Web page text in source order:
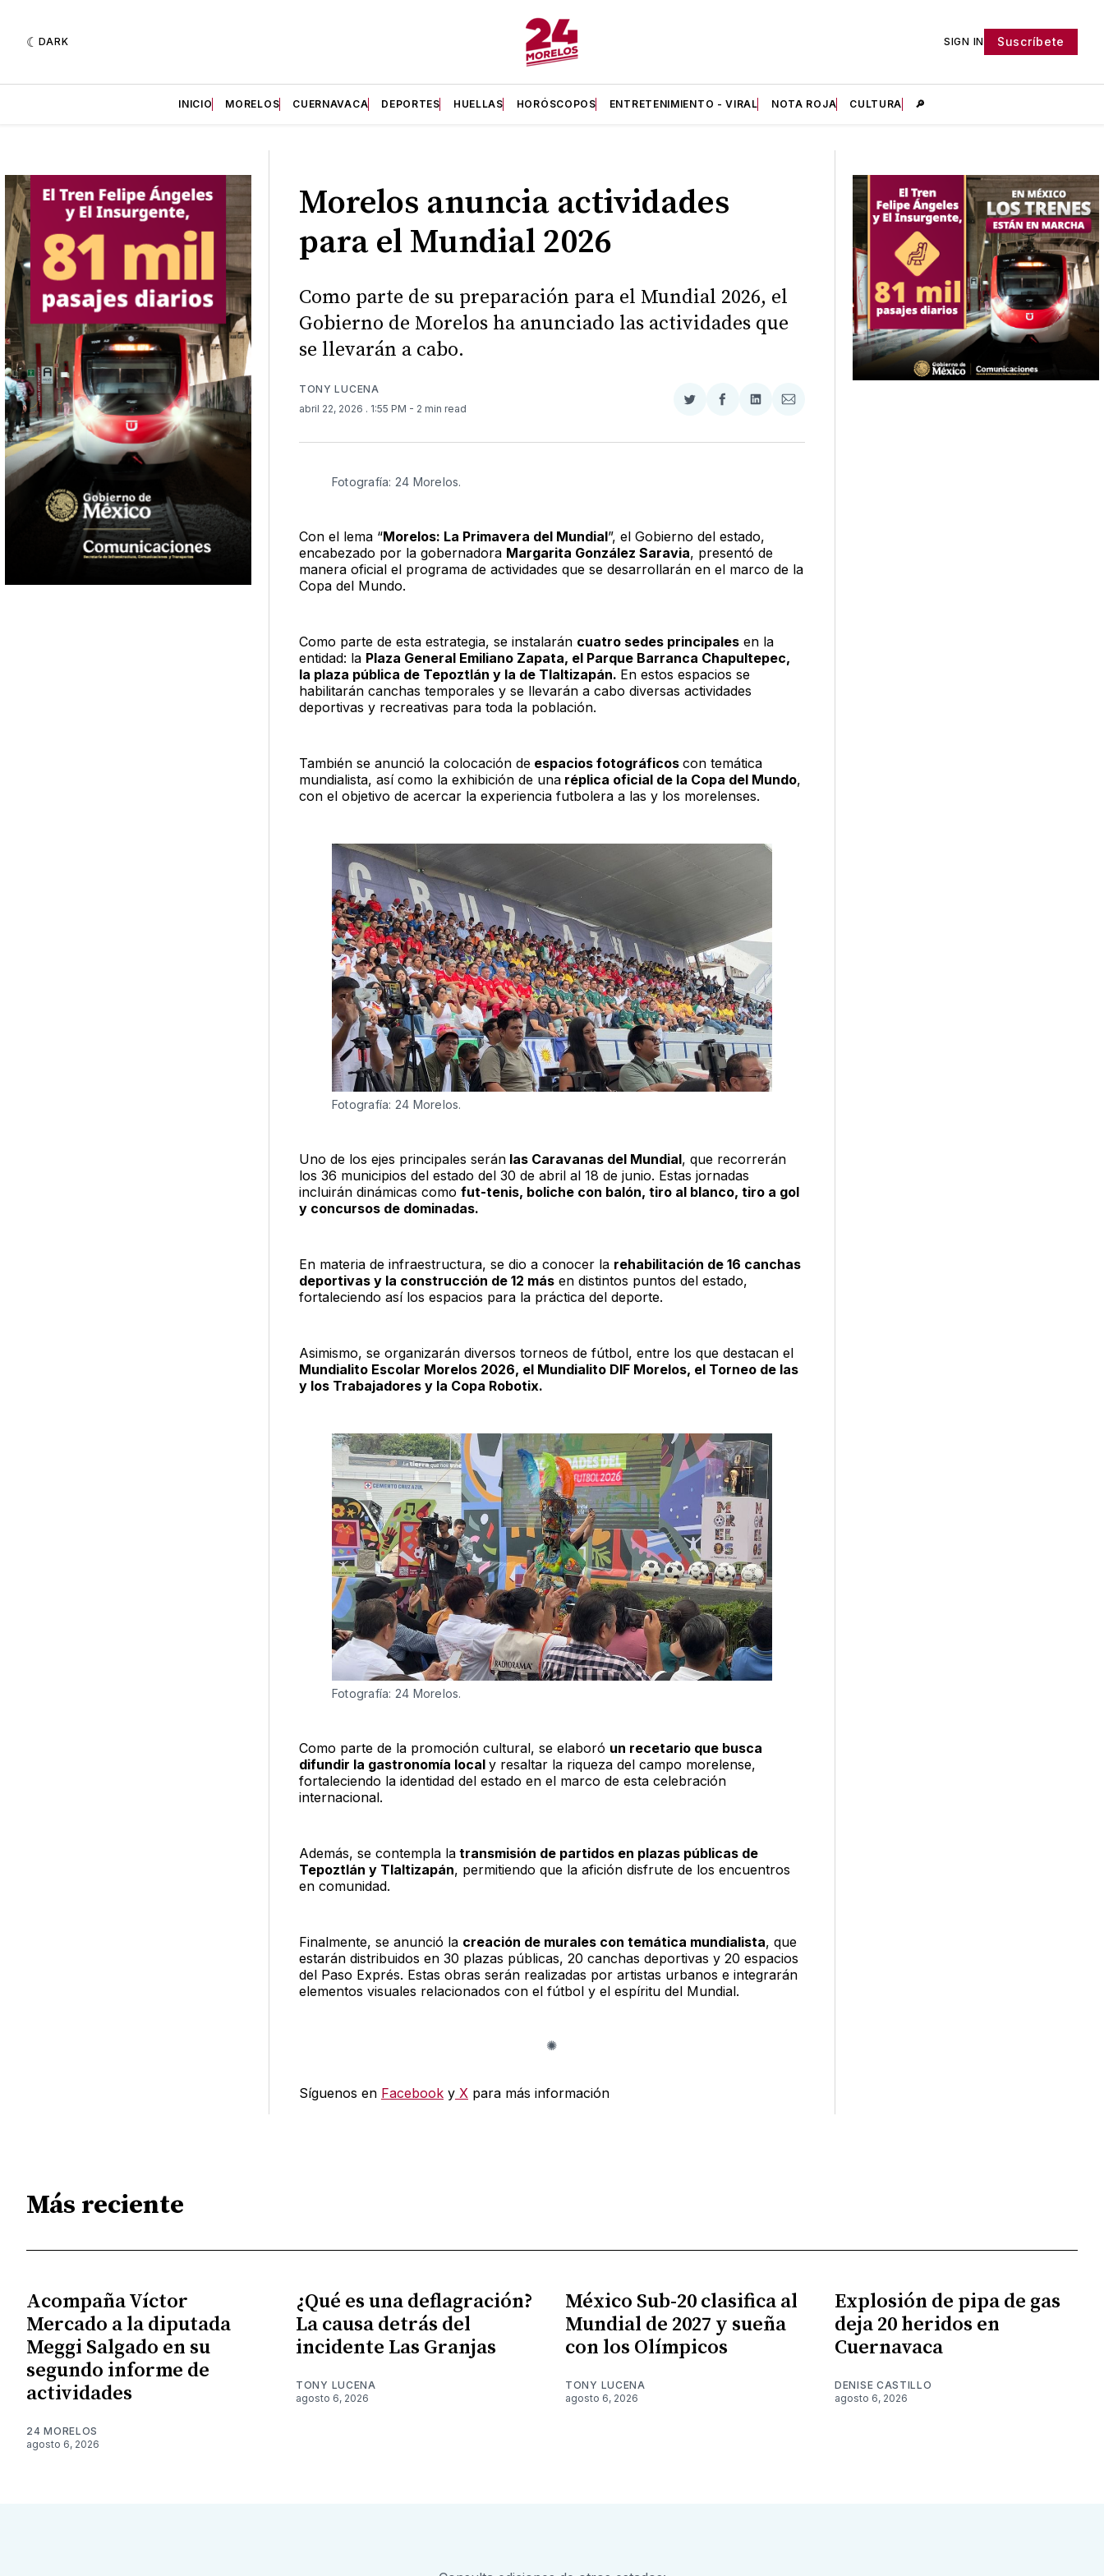
DARK SIGN IN Suscríbete
INICIO MORELOS CUERNAVACA DEPORTES HUELLAS HORÓSCOPOS ENTRETENIMIENTO - VIRAL NOTA ROJA CULTURA 🔎
Morelos anuncia actividades
para el Mundial 2026
Como parte de su preparación para el Mundial 2026, el
Gobierno de Morelos ha anunciado las actividades que
se llevarán a cabo.
TONY LUCENA
abril 22, 2026 . 1:55 PM - 2 min read
Compartir
Twitter
Compartir
Facebook
Compartir
LinkedIn
Compartir
Email
Fotografía: 24 Morelos.
Con el lema “Morelos: La Primavera del Mundial”, el Gobierno del estado,
encabezado por la gobernadora Margarita González Saravia, presentó de
manera oficial el programa de actividades que se desarrollarán en el marco de la
Copa del Mundo.
Como parte de esta estrategia, se instalarán cuatro sedes principalesen la
entidad: la Plaza General Emiliano Zapata, el Parque Barranca Chapultepec,
la plaza pública de Tepoztlán y la de Tlaltizapán. En estos espacios se
habilitarán canchas temporales y se llevarán a cabo diversas actividades
deportivas y recreativas para toda la población.
También se anunció la colocación deespacios fotográficos con temática
mundialista, así como la exhibición de unaréplica oficial de la Copa del Mundo,
con el objetivo de acercar la experiencia futbolera a las y los morelenses.
Fotografía: 24 Morelos.
Uno de los ejes principales seránlas Caravanas del Mundial, que recorrerán
los 36 municipios del estado del 30 de abril al 18 de junio. Estas jornadas
incluirán dinámicas como fut-tenis, boliche con balón, tiro al blanco, tiro a gol
y concursos de dominadas.
En materia de infraestructura, se dio a conocer la rehabilitación de 16 canchas
deportivas y la construcción de 12 másen distintos puntos del estado,
fortaleciendo así los espacios para la práctica del deporte.
Asimismo, se organizarán diversos torneos de fútbol, entre los que destacan el
Mundialito Escolar Morelos 2026, el Mundialito DIF Morelos, el Torneo de las
y los Trabajadores y la Copa Robotix.
Fotografía: 24 Morelos.
Como parte de la promoción cultural, se elaboró un recetario que busca
difundir la gastronomía local y resaltar la riqueza del campo morelense,
fortaleciendo la identidad del estado en el marco de esta celebración
internacional.
Además, se contempla latransmisión de partidos en plazas públicas de
Tepoztlán y Tlaltizapán, permitiendo que la afición disfrute de los encuentros
en comunidad.
Finalmente, se anunció la creación de murales con temática mundialista, que
estarán distribuidos en 30 plazas públicas, 20 canchas deportivas y 20 espacios
del Paso Exprés. Estas obras serán realizadas por artistas urbanos e integrarán
elementos visuales relacionados con el fútbol y el espíritu del Mundial.
Síguenos en FacebookyXpara más información
Más reciente
Acompaña Víctor
Mercado a la diputada
Meggi Salgado en su
segundo informe de
actividades
24 MORELOS
agosto 6, 2026
¿Qué es una deflagración?
La causa detrás del
incidente Las Granjas
TONY LUCENA
agosto 6, 2026
México Sub-20 clasifica al
Mundial de 2027 y sueña
con los Olímpicos
TONY LUCENA
agosto 6, 2026
Explosión de pipa de gas
deja 20 heridos en
Cuernavaca
DENISE CASTILLO
agosto 6, 2026